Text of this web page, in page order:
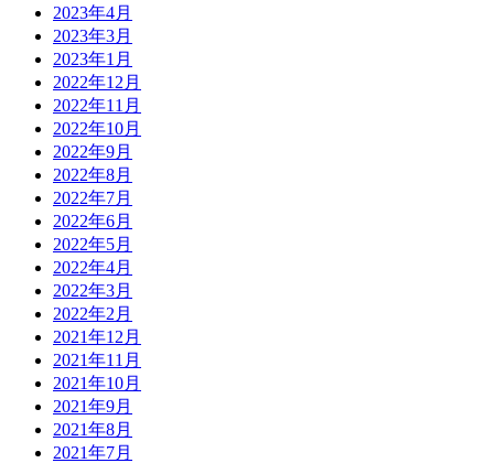
2023年4月
2023年3月
2023年1月
2022年12月
2022年11月
2022年10月
2022年9月
2022年8月
2022年7月
2022年6月
2022年5月
2022年4月
2022年3月
2022年2月
2021年12月
2021年11月
2021年10月
2021年9月
2021年8月
2021年7月